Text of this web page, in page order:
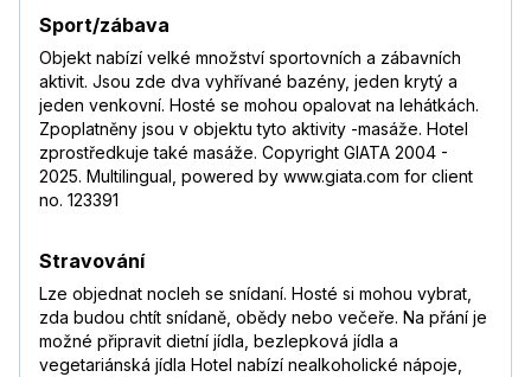
Sport/zábava
Objekt nabízí velké množství sportovních a zábavních
aktivit. Jsou zde dva vyhřívané bazény, jeden krytý a
jeden venkovní. Hosté se mohou opalovat na lehátkách.
Zpoplatněny jsou v objektu tyto aktivity -masáže. Hotel
zprostředkuje také masáže. Copyright GIATA 2004 -
2025. Multilingual, powered by www.giata.com for client
no. 123391
Stravování
Lze objednat nocleh se snídaní. Hosté si mohou vybrat,
zda budou chtít snídaně, obědy nebo večeře. Na přání je
možné připravit dietní jídla, bezlepková jídla a
vegetariánská jídla Hotel nabízí nealkoholické nápoje,